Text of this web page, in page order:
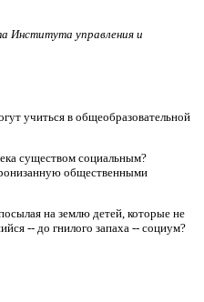
Института управления и
учиться в общеобразовательной
существом социальным?
общественными
на землю детей, которые не
-- до гнилого запаха -- социум?